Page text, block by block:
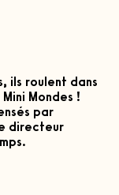
ils roulent dans
Mondes !
par
directeur